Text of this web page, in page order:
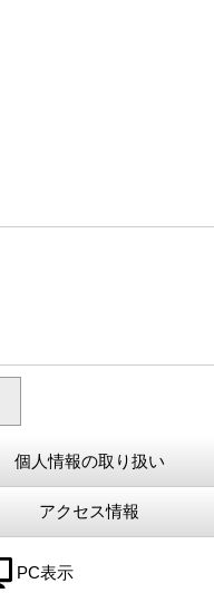
個人情報の取り扱い
アクセス情報
PC表示